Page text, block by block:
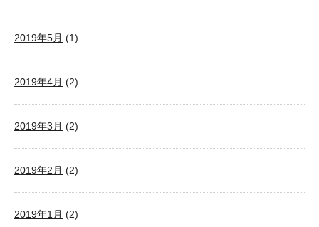
2019年5月 (1)
2019年4月 (2)
2019年3月 (2)
2019年2月 (2)
2019年1月 (2)